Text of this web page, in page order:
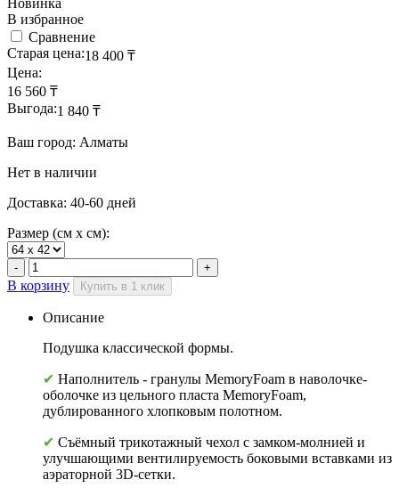
Новинка
В избранное
Сравнение
Старая цена:18 400 ₸
Цена:
16 560 ₸
Выгода:1 840 ₸
Ваш город: Алматы
Нет в наличии
Доставка: 40-60 дней
Размер (см x см):
В корзину Купить в 1 клик
Описание
Подушка классической формы.
✔ Наполнитель - гранулы MemoryFoam в наволочке-
оболочке из цельного пласта MemoryFoam,
дублированного хлопковым полотном.
✔ Съёмный трикотажный чехол с замком-молнией и
улучшающими вентилируемость боковыми вставками из
аэраторной 3D-сетки.